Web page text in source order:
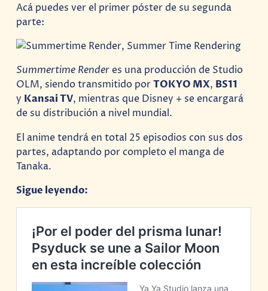
Acá puedes ver el primer póster de su segunda
parte:
Summertime Renderes una producción de Studio
OLM, siendo transmitido porTOKYO MX, BS11
y Kansai TV, mientras que Disney + se encargará
de su distribución a nivel mundial.
El anime tendrá en total 25 episodios con sus dos
partes, adaptando por completo el manga de
Tanaka.
Sigue leyendo: